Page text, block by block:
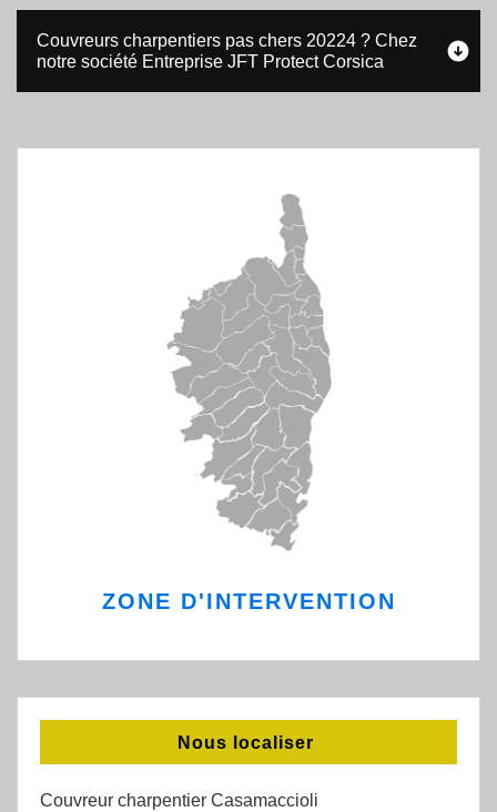
Couvreurs charpentiers pas chers 20224 ? Chez
notre société Entreprise JFT Protect Corsica
ZONE D'INTERVENTION
Nous localiser
Couvreur charpentier Casamaccioli